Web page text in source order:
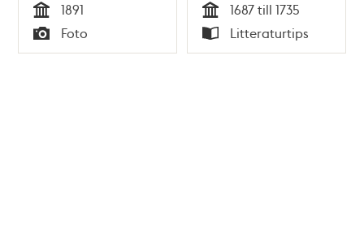
Tid
1891
Typ
Foto Tid
1687 till 1735
Typ
Litteraturtips